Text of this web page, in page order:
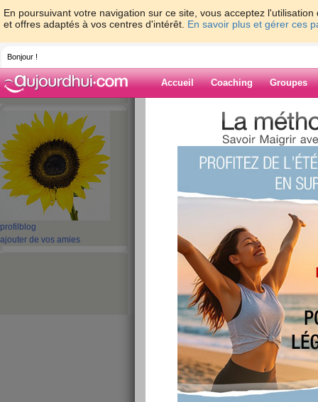
En poursuivant votre navigation sur ce site, vous acceptez
et offres adaptés à vos centres d'intérêt. En savoir plus et gérer ces
Bonjour !
Accueil Coaching Groupes
profil blog
ajouter de vos amies
> >
Blog de
nouveau mercredi
Les filles ont été sages ce mercredi pas
Par contre je me suis aperçu ce soir que la
soin jean preferé slim sous son pantalon de
hihihi allez chercher l'erreur............
Pour moi gym pendant que la grande était à
<par contre après on a joué la montre ...(
alors..................... pas besoin de vous raconter
les parents en place à 19 h .............................. et